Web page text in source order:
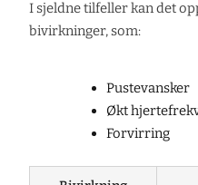
I sjeldne tilfeller kan det
bivirkninger, som:
Pustevansker
Økt
Forvirring